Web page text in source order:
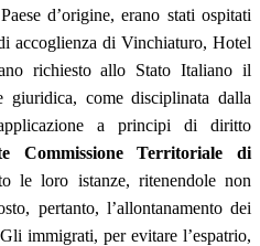
d’origine, erano stati ospitati
accoglienza di Vinchiaturo, Hotel
richiesto allo Stato Italiano il
giuridica, come disciplinata dalla
a principi di diritto
Commissione Territoriale di
le loro istanze, ritenendole non
pertanto, l’allontanamento dei
immigrati, per evitare l’espatrio,